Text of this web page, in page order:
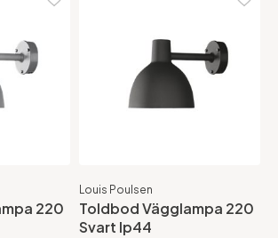
220
Louis Poulsen
Toldbod Vägglampa 220
Svart Ip44